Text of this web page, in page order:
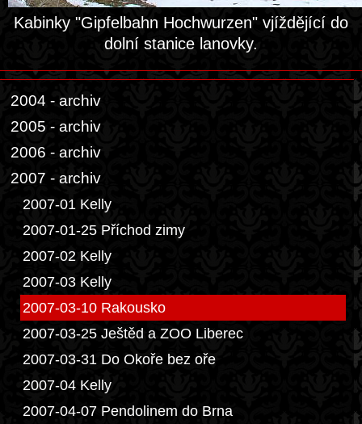
Kabinky "Gipfelbahn Hochwurzen" vjíždějící do
dolní stanice lanovky.
2004 - archiv
2005 - archiv
2006 - archiv
2007 - archiv
2007-01 Kelly
2007-01-25 Příchod zimy
2007-02 Kelly
2007-03 Kelly
2007-03-10 Rakousko
2007-03-25 Ještěd a ZOO Liberec
2007-03-31 Do Okoře bez oře
2007-04 Kelly
2007-04-07 Pendolinem do Brna